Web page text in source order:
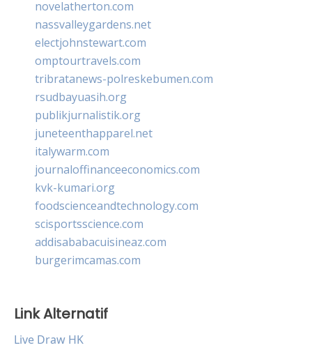
novelatherton.com
nassvalleygardens.net
electjohnstewart.com
omptourtravels.com
tribratanews-polreskebumen.com
rsudbayuasih.org
publikjurnalistik.org
juneteenthapparel.net
italywarm.com
journaloffinanceeconomics.com
kvk-kumari.org
foodscienceandtechnology.com
scisportsscience.com
addisababacuisineaz.com
burgerimcamas.com
Link Alternatif
Live Draw HK